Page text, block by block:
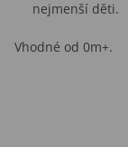
nejmenší děti.
Vhodné od 0m+.